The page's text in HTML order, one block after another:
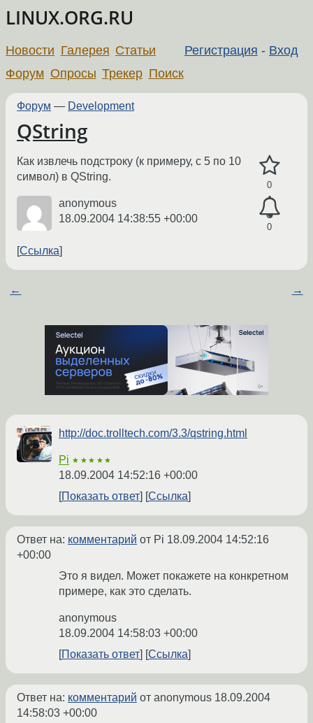
LINUX.ORG.RU
Регистрация - Вход
Новости Галерея Статьи
Форум Опросы Трекер Поиск
Форум — Development
QString
0
0
Как извлечь подстроку (к примеру, с 5 по 10
символ) в QString.
anonymous
18.09.2004 14:38:55 +00:00
Ссылка
← →
http://doc.trolltech.com/3.3/qstring.html
Pi ★★★★★
18.09.2004 14:52:16 +00:00
Показать ответ
Ссылка
Ответ на: комментарий от Pi 18.09.2004 14:52:16
+00:00
Это я видел. Может покажете на конкретном
примере, как это сделать.
anonymous
18.09.2004 14:58:03 +00:00
Показать ответ
Ссылка
Ответ на: комментарий от anonymous 18.09.2004
14:58:03 +00:00